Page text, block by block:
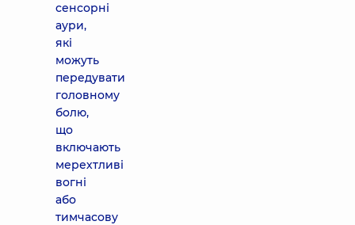
сенсорні
аури,
які
можуть
передувати
головному
болю,
що
включають
мерехтливі
вогні
або
тимчасову